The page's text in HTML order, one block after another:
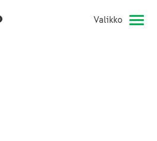
Valikko